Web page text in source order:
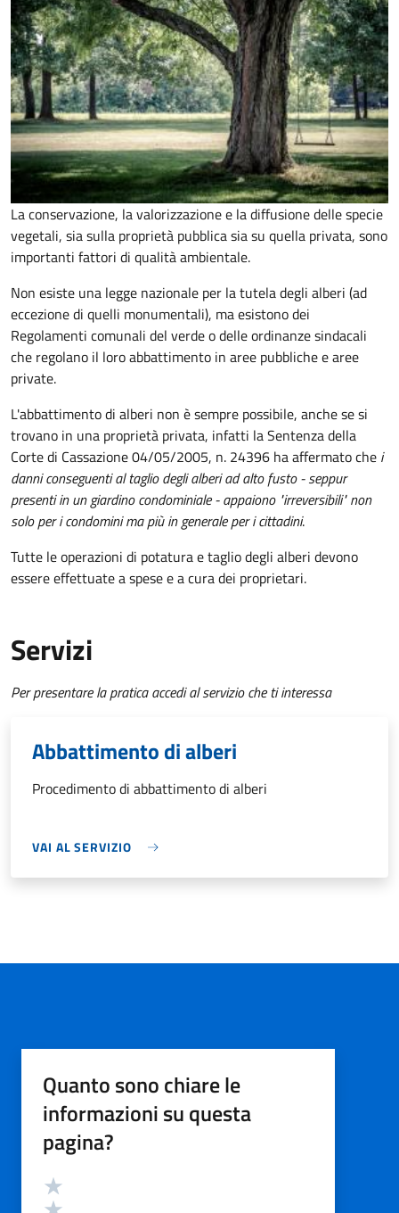
La conservazione, la valorizzazione e la diffusione delle specie
vegetali, sia sulla proprietà pubblica sia su quella privata, sono
importanti fattori di qualità ambientale.
Non esiste una legge nazionale per la tutela degli alberi (ad
eccezione di quelli monumentali), ma esistono dei
Regolamenti comunali del verde o delle ordinanze sindacali
che regolano il loro abbattimento in aree pubbliche e aree
private.
L'abbattimento di alberi non è sempre possibile, anche se si
trovano in una proprietà privata, infatti la Sentenza della
Corte di Cassazione 04/05/2005, n. 24396 ha affermato che i
danni conseguenti al taglio degli alberi ad alto fusto - seppur
presenti in un giardino condominiale - appaiono "irreversibili" non
solo per i condomini ma più in generale per i cittadini.
Tutte le operazioni di potatura e taglio degli alberi devono
essere effettuate a spese e a cura dei proprietari.
Servizi
Per presentare la pratica accedi al servizio che ti interessa
Abbattimento di alberi
Procedimento di abbattimento di alberi
VAI AL SERVIZIO
Quanto sono chiare le
informazioni su questa
pagina?
Valutazione